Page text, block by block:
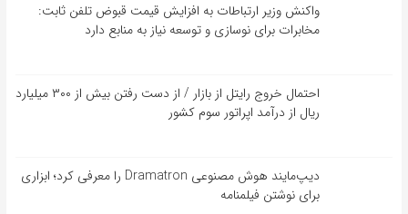
واکنش وزیر ارتباطات به افزایش قیمت قبوض تلفن ثابت:
مخابرات برای نوسازی و توسعه نیاز به منابع دارد
احتمال خروج رایتل از بازار / از دست رفتن بیش از ۳۰۰ میلیارد
ریال از درآمد اپراتور سوم کشور
دیپ‌مایند هوش مصنوعی Dramatron را معرفی کرد؛ ابزاری
برای نوشتن فیلمنامه